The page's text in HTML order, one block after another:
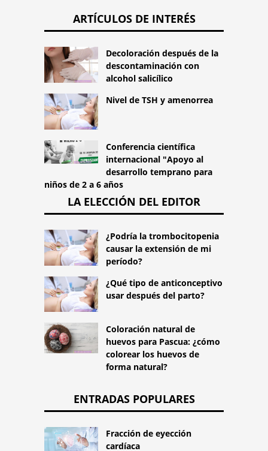
ARTÍCULOS DE INTERÉS
Decoloración después de la
descontaminación con
alcohol salicílico
Nivel de TSH y amenorrea
Conferencia científica
internacional "Apoyo al
desarrollo temprano para
niños de 2 a 6 años
LA ELECCIÓN DEL EDITOR
¿Podría la trombocitopenia
causar la extensión de mi
período?
¿Qué tipo de anticonceptivo
usar después del parto?
Coloración natural de
huevos para Pascua: ¿cómo
colorear los huevos de
forma natural?
ENTRADAS POPULARES
Fracción de eyección
cardíaca